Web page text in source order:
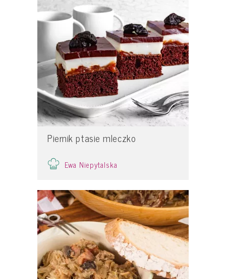
Piernik ptasie mleczko
Ewa Niepytalska